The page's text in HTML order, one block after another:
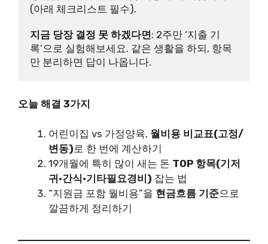
(아래 체크리스트 필수).
지금 당장 결정 못 하겠다면: 2주만 ‘지출 기
록’으로 실험해보세요. 같은 생활을 하되, 항목
만 분리하면 답이 나옵니다.
오늘 해결 3가지
어린이집 vs 가정양육, 월비용 비교표(고정/
변동)로 한 번에 계산하기
19개월에 특히 많이 새는 돈 TOP 항목(기저
귀·간식·기타필요경비) 잡는 법
“지원금 포함 월비용”을 현금흐름 기준으로
깔끔하게 정리하기